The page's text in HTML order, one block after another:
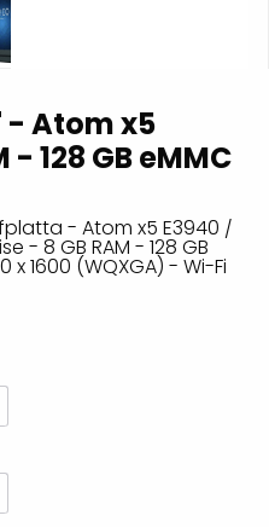
- Atom x5
- 128 GB eMMC
- Atom x5 E3940 /
- 8 GB RAM - 128 GB
x 1600 (WQXGA) - Wi-Fi